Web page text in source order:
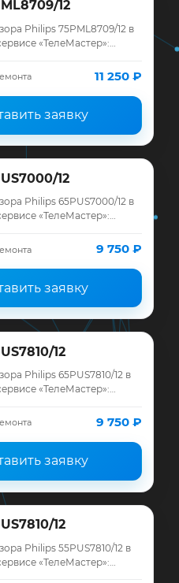
12
Philips 75PML8709/12 в
«ТелеМастер»:
и гарантия до 1211 250 ₽
заявку
12
Philips 65PUS7000/12 в
«ТелеМастер»:
и гарантия до 129 750 ₽
заявку
12
Philips 65PUS7810/12 в
«ТелеМастер»:
и гарантия до 129 750 ₽
заявку
12
Philips 55PUS7810/12 в
«ТелеМастер»: